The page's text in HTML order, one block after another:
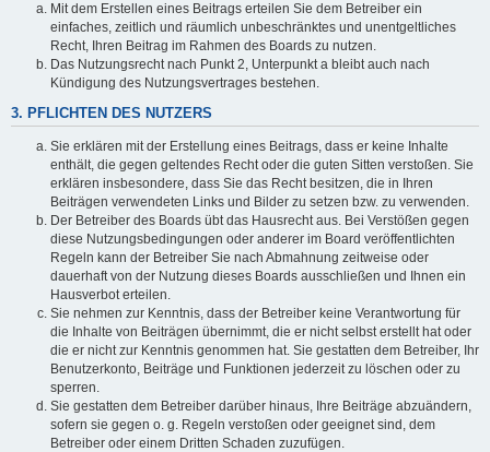
Mit dem Erstellen eines Beitrags erteilen Sie dem Betreiber ein
einfaches, zeitlich und räumlich unbeschränktes und unentgeltliches
Recht, Ihren Beitrag im Rahmen des Boards zu nutzen.
Das Nutzungsrecht nach Punkt 2, Unterpunkt a bleibt auch nach
Kündigung des Nutzungsvertrages bestehen.
3. PFLICHTEN DES NUTZERS
Sie erklären mit der Erstellung eines Beitrags, dass er keine Inhalte
enthält, die gegen geltendes Recht oder die guten Sitten verstoßen. Sie
erklären insbesondere, dass Sie das Recht besitzen, die in Ihren
Beiträgen verwendeten Links und Bilder zu setzen bzw. zu verwenden.
Der Betreiber des Boards übt das Hausrecht aus. Bei Verstößen gegen
diese Nutzungsbedingungen oder anderer im Board veröffentlichten
Regeln kann der Betreiber Sie nach Abmahnung zeitweise oder
dauerhaft von der Nutzung dieses Boards ausschließen und Ihnen ein
Hausverbot erteilen.
Sie nehmen zur Kenntnis, dass der Betreiber keine Verantwortung für
die Inhalte von Beiträgen übernimmt, die er nicht selbst erstellt hat oder
die er nicht zur Kenntnis genommen hat. Sie gestatten dem Betreiber, Ihr
Benutzerkonto, Beiträge und Funktionen jederzeit zu löschen oder zu
sperren.
Sie gestatten dem Betreiber darüber hinaus, Ihre Beiträge abzuändern,
sofern sie gegen o. g. Regeln verstoßen oder geeignet sind, dem
Betreiber oder einem Dritten Schaden zuzufügen.